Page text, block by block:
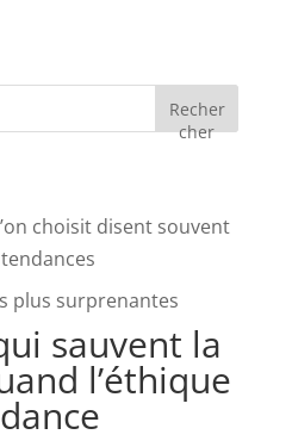
Recher
cher
choisit disent souvent
plus surprenantes
sauvent la
l’éthique